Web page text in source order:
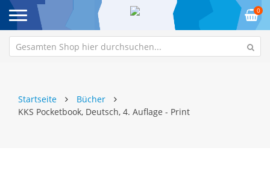
0
Startseite
Bücher
KKS Pocketbook, Deutsch, 4. Auflage - Print